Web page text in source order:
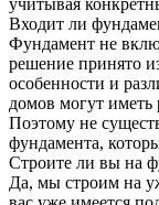
Входит ли
Фундамент не
решение принято
особенности и
домов могут иметь
Поэтому не
фундамента,
Строите ли вы на
Да, мы строим на